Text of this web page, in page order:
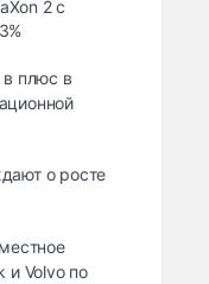
2 с
плюс в
о росте
и Volvo по